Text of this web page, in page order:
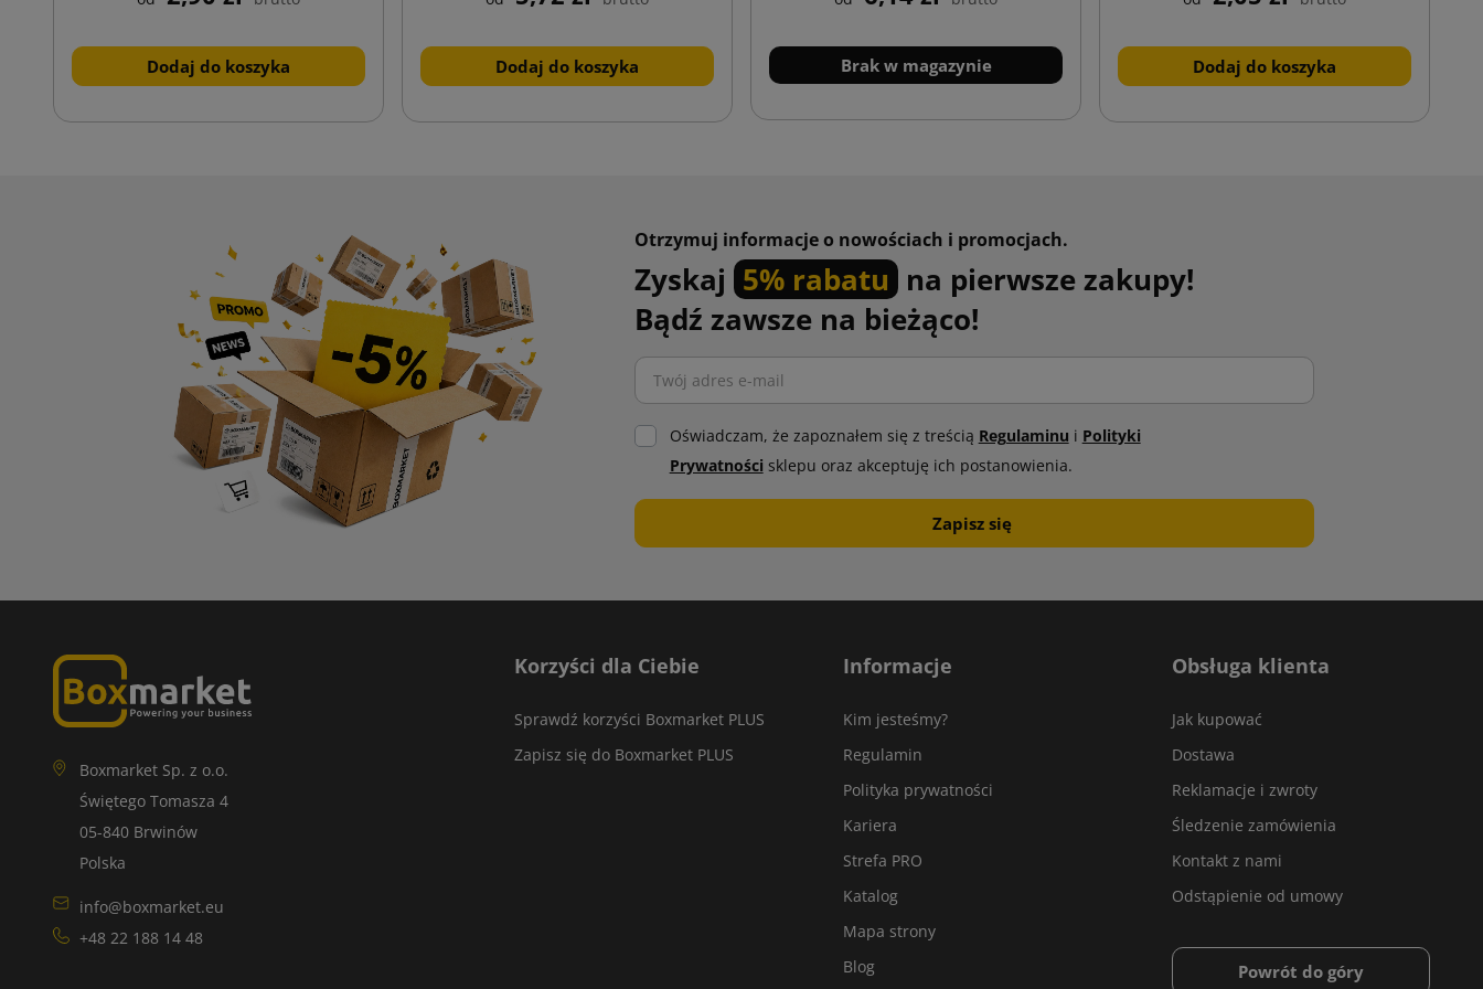
Dodaj do koszyka Dodaj do koszyka Brak w magazynie Dodaj do koszyka
Otrzymuj informacje o nowościach i promocjach.
Zyskaj 5% rabatu na pierwsze zakupy!
Bądź zawsze na bieżąco!
Oświadczam, że zapoznałem się z treścią Regulaminu i Polityki
Prywatności sklepu oraz akceptuję ich postanowienia.
Boxmarket Sp. z o.o.
Świętego Tomasza 4
05-840 Brwinów
Polska
info@boxmarket.eu
+48 22 188 14 48
Korzyści dla Ciebie
Sprawdź korzyści Boxmarket PLUS
Zapisz się do Boxmarket PLUS
Informacje
Kim jesteśmy?
Regulamin
Polityka prywatności
Kariera
Strefa PRO
Katalog
Mapa strony
Blog
Obsługa klienta
Jak kupować
Dostawa
Reklamacje i zwroty
Śledzenie zamówienia
Kontakt z nami
Odstąpienie od umowy
Powrót do góry